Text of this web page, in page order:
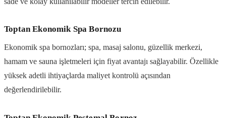
Toptan Ekonomik Spa Bornozu
Ekonomik spa bornozları; spa, masaj salonu, güzellik merkezi,
hamam ve sauna işletmeleri için fiyat avantajı sağlayabilir. Özellikle
yüksek adetli ihtiyaçlarda maliyet kontrolü açısından
değerlendirilebilir.